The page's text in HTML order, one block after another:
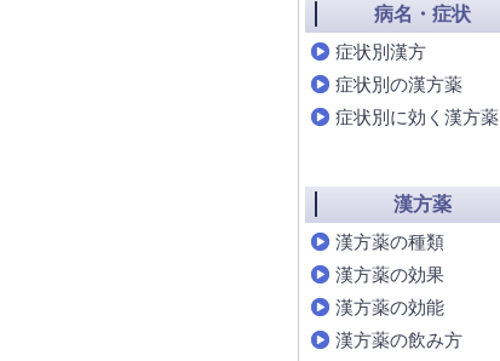
病名・症状
症状別漢方
症状別の漢方薬
症状別に効く漢方薬
漢方薬
漢方薬の種類
漢方薬の効果
漢方薬の効能
漢方薬の飲み方